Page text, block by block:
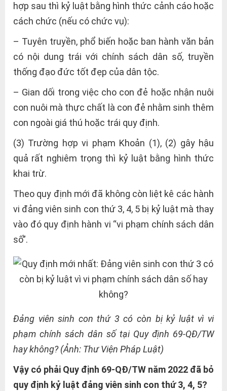
hợp sau thì kỷ luật bằng hình thức cảnh cáo hoặc
cách chức (nếu có chức vụ):
– Tuyên truyền, phổ biến hoặc ban hành văn bản
có nội dung trái với chính sách dân số, truyền
thống đạo đức tốt đẹp của dân tộc.
– Gian dối trong việc cho con đẻ hoặc nhận nuôi
con nuôi mà thực chất là con đẻ nhằm sinh thêm
con ngoài giá thú hoặc trái quy định.
(3) Trường hợp vi phạm Khoản (1), (2) gây hậu
quả rất nghiêm trọng thì kỷ luật bằng hình thức
khai trừ.
Theo quy định mới đã không còn liệt kê các hành
vi đảng viên sinh con thứ 3, 4, 5 bị kỷ luật mà thay
vào đó quy định hành vi “vi phạm chính sách dân
số”.
Đảng viên sinh con thứ 3 có còn bị kỷ luật vì vi
phạm chính sách dân số tại Quy định 69-QĐ/TW
hay không? (Ảnh: Thư Viện Pháp Luật)
Vậy có phải Quy định 69-QĐ/TW năm 2022 đã bỏ
quy định kỷ luật đảng viên sinh con thứ 3, 4, 5?